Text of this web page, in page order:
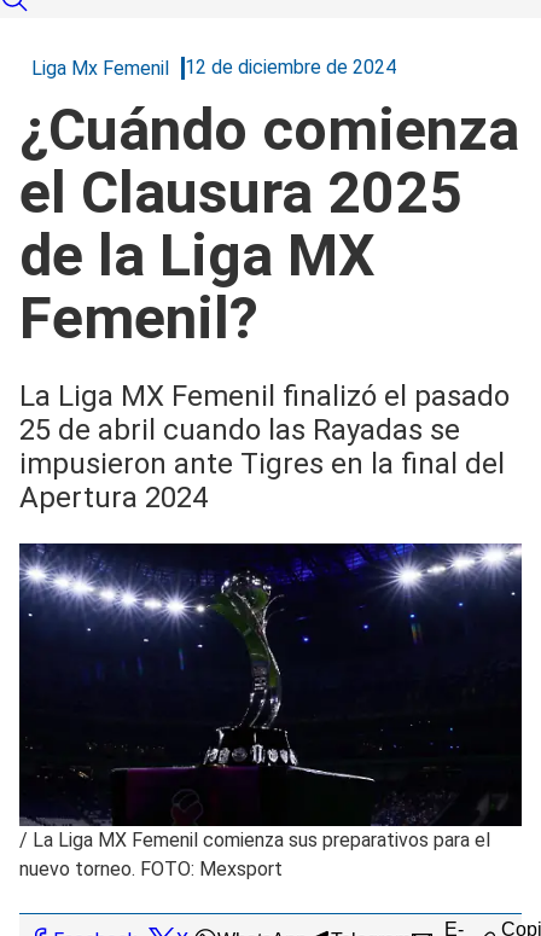
Liga Mx Femenil 12 de diciembre de 2024
¿Cuándo comienza
el Clausura 2025
de la Liga MX
Femenil?
La Liga MX Femenil finalizó el pasado
25 de abril cuando las Rayadas se
impusieron ante Tigres en la final del
Apertura 2024
/ La Liga MX Femenil comienza sus preparativos para el
nuevo torneo. FOTO: Mexsport
E-